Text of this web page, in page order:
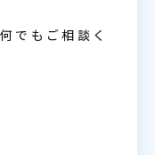
でもご相談く